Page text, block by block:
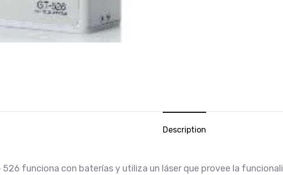
Description
526 funciona con baterías y utiliza un láser que provee la